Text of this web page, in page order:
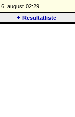
6. august 02:29
Resultatliste